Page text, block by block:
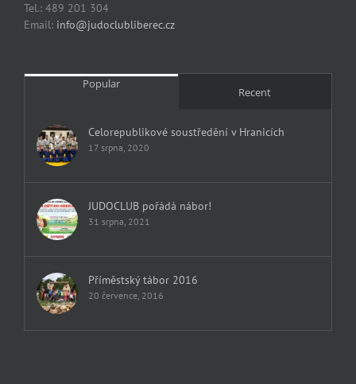
Tel.: 489 201 304
Email: info@judoclubliberec.cz
Popular
Recent
Celorepublikové soustředění v Hranicích
17 srpna, 2020
JUDOCLUB pořádá nábor!
31 srpna, 2021
Příměstský tábor 2016
20 července, 2016